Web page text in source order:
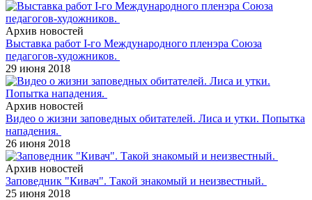
Архив новостей
Выставка работ I-го Международного пленэра Союза
педагогов-художников.
29 июня 2018
Архив новостей
Видео о жизни заповедных обитателей. Лиса и утки. Попытка
нападения.
26 июня 2018
Архив новостей
Заповедник "Кивач". Такой знакомый и неизвестный.
25 июня 2018